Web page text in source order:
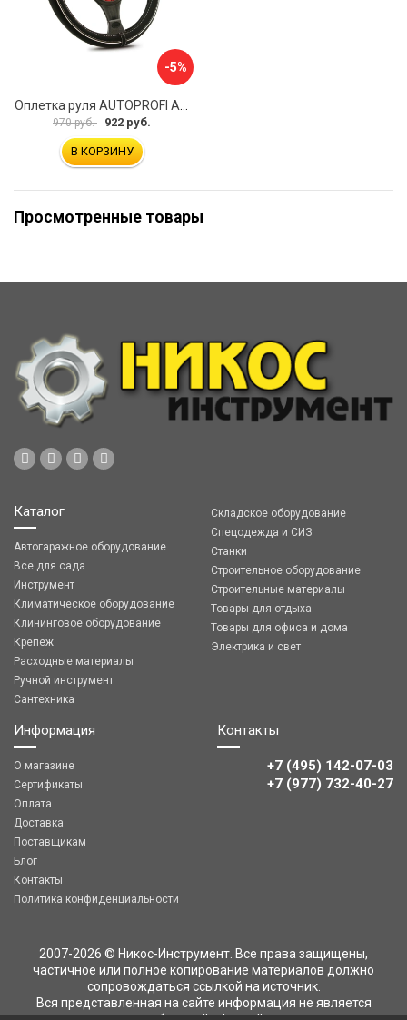
-5%
970 руб. 922 руб.
В КОРЗИНУ
Просмотренные товары
Каталог
Автогаражное оборудование
Все для сада
Инструмент
Климатическое оборудование
Клининговое оборудование
Крепеж
Расходные материалы
Ручной инструмент
Сантехника
Складское оборудование
Спецодежда и СИЗ
Станки
Строительное оборудование
Строительные материалы
Товары для отдыха
Товары для офиса и дома
Электрика и свет
Информация
О магазине
Сертификаты
Оплата
Доставка
Поставщикам
Блог
Контакты
Политика конфиденциальности
Контакты
+7 (495) 142-07-03
‎‎+7 (977) 732-40-27
2007-2026 © Никос-Инструмент. Все права защищены,
частичное или полное копирование материалов должно
сопровождаться ссылкой на источник.
Вся представленная на сайте информация не является